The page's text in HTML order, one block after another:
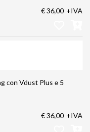
€ 36,00 +IVA
con Vdust Plus e 5
€ 36,00 +IVA